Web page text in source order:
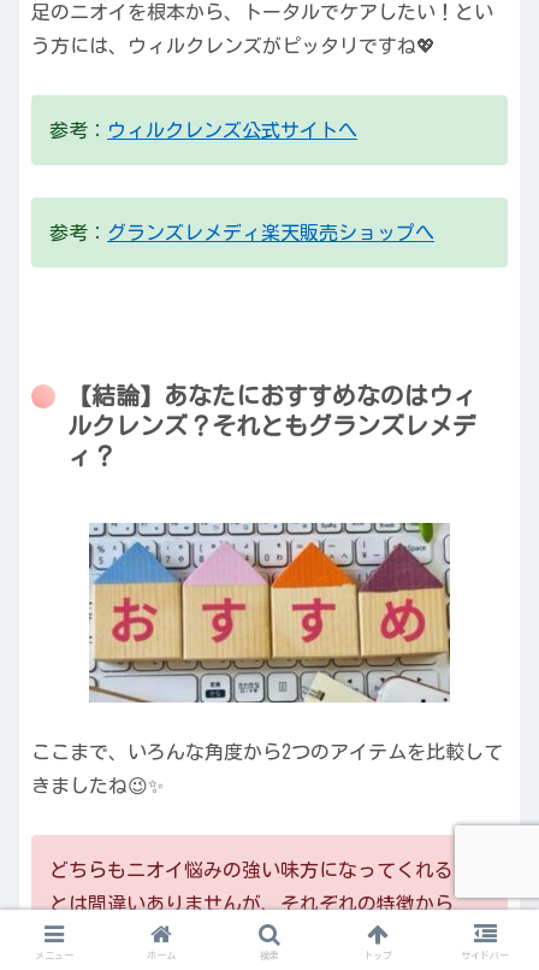
足のニオイを根本から、トータルでケアしたい！とい
う方には、ウィルクレンズがピッタリですね💖
参考： ウィルクレンズ公式サイトへ
参考： グランズレメディ楽天販売ショップへ
【結論】あなたにおすすめなのはウィ
ルクレンズ？それともグランズレメデ
ィ？
ここまで、いろんな角度から2つのアイテムを比較して
きましたね😉✨
どちらもニオイ悩みの強い味方になってくれるこ
とは間違いありませんが、それぞれの特徴から
「こんな人にはこっちがおすすめ！」というポイ
メニュー ホーム 検索 トップ サイドバー